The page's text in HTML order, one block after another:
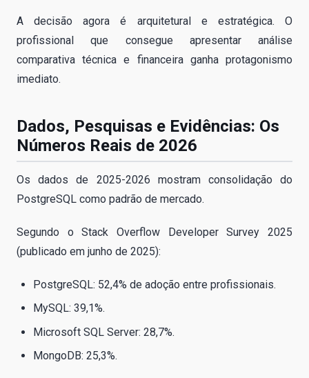
A decisão agora é arquitetural e estratégica. O
profissional que consegue apresentar análise
comparativa técnica e financeira ganha protagonismo
imediato.
Dados, Pesquisas e Evidências: Os
Números Reais de 2026
Os dados de 2025-2026 mostram consolidação do
PostgreSQL como padrão de mercado.
Segundo o Stack Overflow Developer Survey 2025
(publicado em junho de 2025):
PostgreSQL: 52,4% de adoção entre profissionais.
MySQL: 39,1%.
Microsoft SQL Server: 28,7%.
MongoDB: 25,3%.